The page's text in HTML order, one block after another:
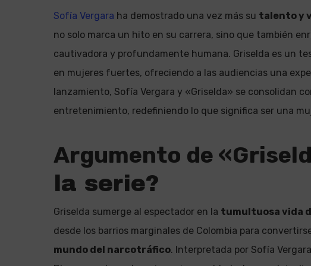
Sofía Vergara ha demostrado una vez más su talento y
no solo marca un hito en su carrera, sino que también
cautivadora y profundamente humana. Griselda es un
en mujeres fuertes, ofreciendo a las audiencias una
lanzamiento, Sofía Vergara y «Griselda» se consolidan
entretenimiento, redefiniendo lo que significa ser una
Argumento de
la serie?
Griselda sumerge al espectador en la tumultuosa vida
desde los barrios marginales de Colombia para
mundo del narcotráfico. Interpretada por Sofía